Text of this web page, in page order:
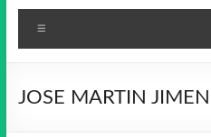
JOSE MARTIN